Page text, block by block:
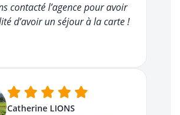
contacté l’agence pour avoir
d’avoir un séjour à la carte !
Catherine LIONS